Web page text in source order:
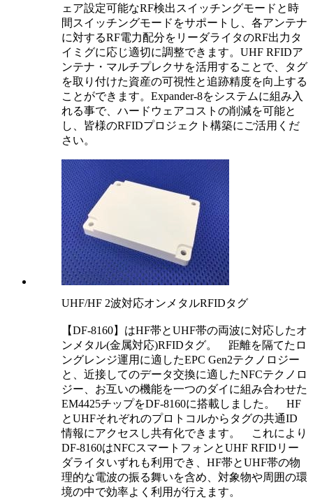
ェア設定可能なRF検出スイッチングモードと時
間スイッチングモードをサポートし、各アンテナ
に対するRF電力配分をリーダライタのRF出力タ
イミグに応じ適切に調整できます。UHF RFIDア
ンテナ・マルチプレクサを活用することで、タグ
を取り付けた資産の可視性と追跡精度を向上する
ことができます。Expander-8をシステムに組み入
れる事で、ハードウェアコストの削減を可能と
し、皆様のRFIDプロジェクト構築にご活用くだ
さい。
UHF/HF 2波対応オンメタルRFIDタグ
【DF-8160】はHF帯とUHF帯の両波に対応したオ
ンメタル(金属対応)RFIDタグ。 距離を隔てたロ
ングレンジ運用に適したEPC Gen2テクノロジー
と、近接してのデータ交換に適したNFCテクノロ
ジー、お互いの機能を一つのダイに組み合わせた
EM4425チップをDF-8160に搭載しました。 HF
とUHFそれぞれのプロトコルからタグの共通ID
情報にアクセスし共有化できます。 これにより
DF-8160はNFCスマートフォンとUHF RFIDリー
ダライタいずれも利用でき、HF帯とUHF帯の物
理的な電波の振る舞いを含め、対象物や周囲の環
境の中で効率よく利用が行えます。